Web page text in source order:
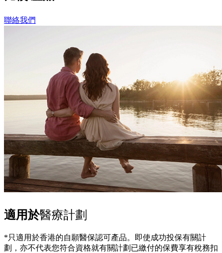
聯絡我們
適用於醫療計劃
*只適用於香港的自願醫保認可產品。即使成功投保有關計
劃，亦不代表您符合資格就有關計劃已繳付的保費享有稅務扣